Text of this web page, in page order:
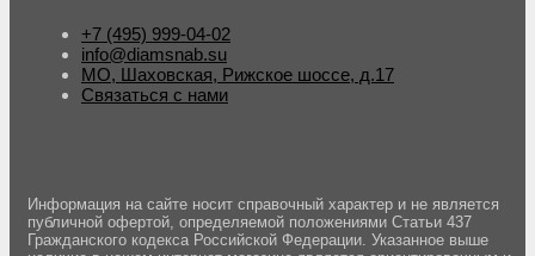
+7 (495) 999-04-02
info@diamsnab.su
МО, Шаховская, Рижское шоссе, д.17
Связаться с нами
Информация на сайте носит справочный характер и не является
публичной офертой, определяемой положениями Статьи 437
Гражданского кодекса Российской Федерации. Указанное выше